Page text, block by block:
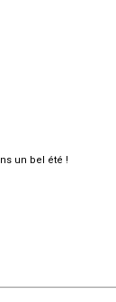
un bel été !